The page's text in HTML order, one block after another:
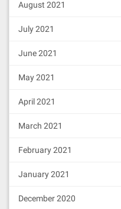
August 2021
July 2021
June 2021
May 2021
April 2021
March 2021
February 2021
January 2021
December 2020